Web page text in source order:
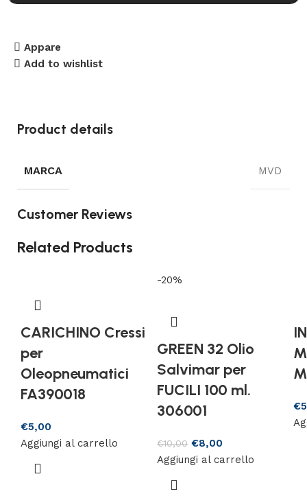
Appare
Add to wishlist
Product details
MARCA MVD
Customer Reviews
Related Products
CARICHINO Cressi
per
Oleopneumatici
FA390018
€5,00
Aggiungi al carrello
-20%
GREEN 32 Olio
Salvimar per
FUCILI 100 ml.
306001
€10,00 €8,00
Aggiungi al carrello
€